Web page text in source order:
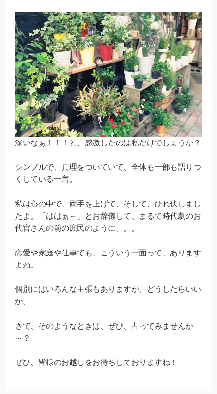
深いなぁ！！！と、感激したのは私だけでしょうか？
シンプルで、真理をついていて、全体も一部も語りつ
くしている一言。
私は心の中で、両手を上げて、そして、ひれ伏しまし
たよ。「ははぁ～」とお辞儀して、まるで時代劇のお
代官さんの前の庶民のように。。。
恋愛や家庭や仕事でも、こういう一面って、あります
よね。
個別にはいろんな主張もありますが、どうしたらいい
か。
さて、そのようなときは、ぜひ、占ってみませんか
～？
ぜひ、皆様のお越しをお待ちしておりますね！